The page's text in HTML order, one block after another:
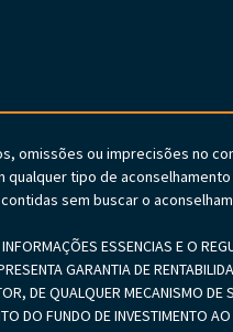
omissões ou imprecisões no
tipo de
sem buscar o
ESSENCIAS E O
GARANTIA DE
DE QUALQUER MECANISMO
DO FUNDO DE INVESTIMENTO